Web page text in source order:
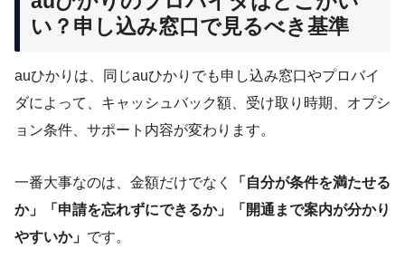
い？申し込み窓口で見るべき基準
auひかりは、同じauひかりでも申し込み窓口やプロバイ
ダによって、キャッシュバック額、受け取り時期、オプシ
ョン条件、サポート内容が変わります。
一番大事なのは、金額だけでなく
「自分が条件を満たせる
か」「申請を忘れずにできるか」「開通まで案内が分かり
やすいか」 です。